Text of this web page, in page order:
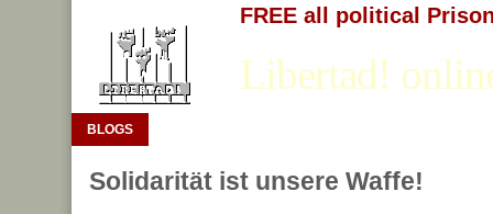
FREE all political
Libertad!
BLOGS
Solidarität ist unsere Waffe!